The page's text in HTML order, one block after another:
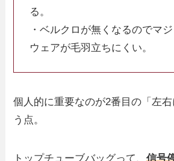
る。
・ベルクロが無くなるのでマ
ウェアが毛羽立ちにくい。
個人的に重要なのが2番目の「左
う点。
トップチューブバッグって、信号